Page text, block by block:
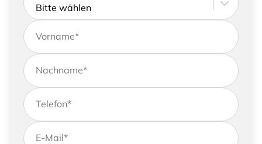
Kontaktdaten ein
Vorname*
Nachname*
Telefon*
E-Mail*